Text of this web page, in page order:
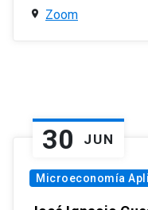
Zoom
30 JUN
Microeconomía